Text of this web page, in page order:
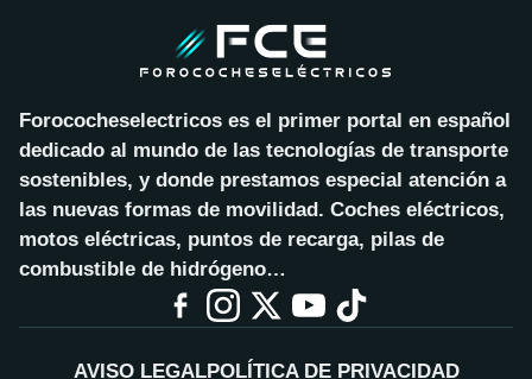
Forococheselectricos es el primer portal en español
dedicado al mundo de las tecnologías de transporte
sostenibles, y donde prestamos especial atención a
las nuevas formas de movilidad. Coches eléctricos,
motos eléctricas, puntos de recarga, pilas de
combustible de hidrógeno…
AVISO LEGALPOLÍTICA DE PRIVACIDAD